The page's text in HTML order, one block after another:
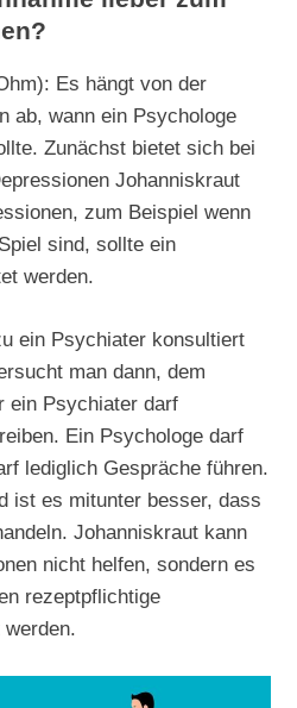
Es hängt von der
ab, wann ein Psychologe
Zunächst bietet sich bei
Johanniskraut
zum Beispiel wenn
sind, sollte ein
werden.
ein Psychiater konsultiert
man dann, dem
ein Psychiater darf
Ein Psychologe darf
lediglich Gespräche führen.
ist es mitunter besser, dass
Johanniskraut kann
nicht helfen, sondern es
rezeptpflichtige